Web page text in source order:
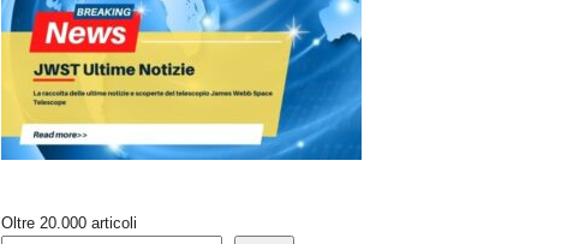
Oltre 20.000 articoli